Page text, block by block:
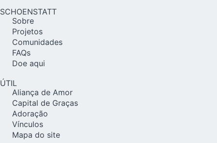
SCHOENSTATT
Sobre
Projetos
Comunidades
FAQs
Doe aqui
ÚTIL
Aliança de Amor
Capital de Graças
Adoração
Vínculos
Mapa do site